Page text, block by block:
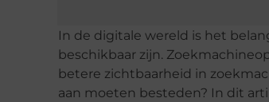
In de digitale wereld is het
beschikbaar zijn.
betere zichtbaarheid in
aan moeten besteden? In dit